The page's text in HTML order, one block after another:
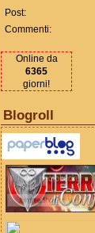
Post:
Commenti:
Online da
6365
giorni!
Blogroll